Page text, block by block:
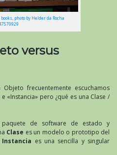
photo by Helder da Rocha
versus
frecuentemente escuchamos
«Instancia» pero ¿qué es una Clase /
de software de estado y
Clase es un modelo o prototipo del
Instancia es una sencilla y singular